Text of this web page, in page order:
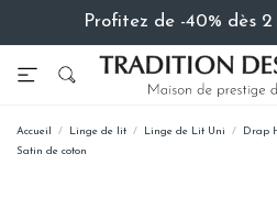
Profitez de -40% dès
Accueil Linge de lit Linge de Lit Uni Drap
Satin de coton